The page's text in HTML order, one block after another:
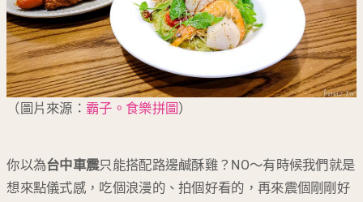
（圖片來源： 霸子。食樂拼圖）
你以為台中車震只能搭配路邊鹹酥雞？NO～有時候我們就是
想來點儀式感，吃個浪漫的、拍個好看的，再來震個剛剛好